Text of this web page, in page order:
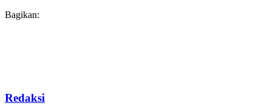
Bagikan:
Redaksi